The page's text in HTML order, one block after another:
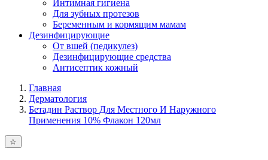
Интимная гигиена
Для зубных протезов
Беременным и кормящим мамам
Дезинфицирующие
От вшей (педикулез)
Дезинфицирующие средства
Антисептик кожный
Главная
Дерматология
Бетадин Раствор Для Местного И Наружного
Применения 10% Флакон 120мл